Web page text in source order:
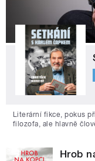
Literární fikce, pokus
filozofa, ale hlavně
Hrob